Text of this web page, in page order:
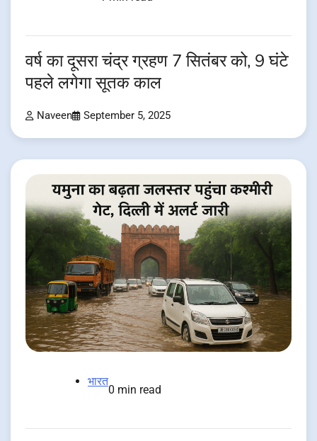
वर्ष का दूसरा चंद्र ग्रहण 7 सितंबर को, 9 घंटे
पहले लगेगा सूतक काल
Naveen September 5, 2025
भारत
0 min read